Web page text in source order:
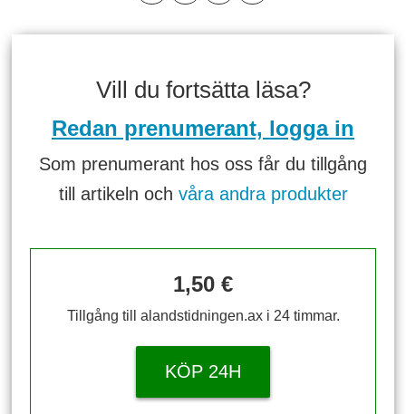
Vill du fortsätta läsa?
Redan prenumerant, logga in
Som prenumerant hos oss får du tillgång
till artikeln och våra andra produkter
1,50 €
Tillgång till alandstidningen.ax i 24 timmar.
KÖP 24H